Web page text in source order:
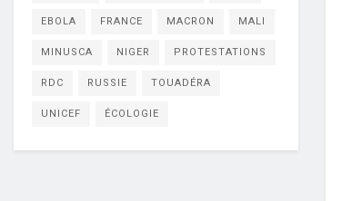
EBOLA FRANCE MACRON MALI
MINUSCA NIGER PROTESTATIONS
RDC RUSSIE TOUADÉRA
UNICEF ÉCOLOGIE